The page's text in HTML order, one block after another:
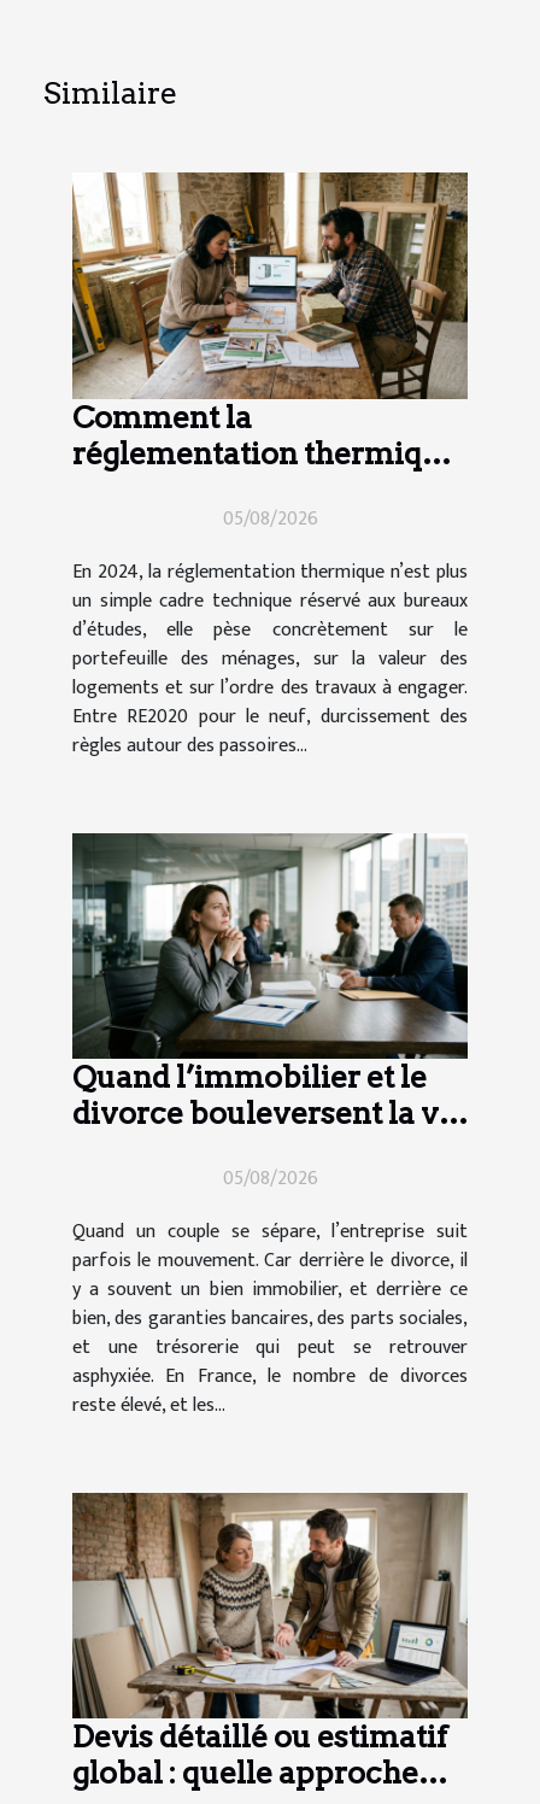
Similaire
Comment la
réglementation thermique
travaux en 2024
05/08/2026
En 2024, la réglementation thermique n’est plus
un simple cadre technique réservé aux bureaux
d’études, elle pèse concrètement sur le
portefeuille des ménages, sur la valeur des
logements et sur l’ordre des travaux à engager.
Entre RE2020 pour le neuf, durcissement des
règles autour des passoires...
Quand l’immobilier et le
divorce bouleversent la vie
05/08/2026
Quand un couple se sépare, l’entreprise suit
parfois le mouvement. Car derrière le divorce, il
y a souvent un bien immobilier, et derrière ce
bien, des garanties bancaires, des parts sociales,
et une trésorerie qui peut se retrouver
asphyxiée. En France, le nombre de divorces
reste élevé, et les...
Devis détaillé ou estimatif
global : quelle approche